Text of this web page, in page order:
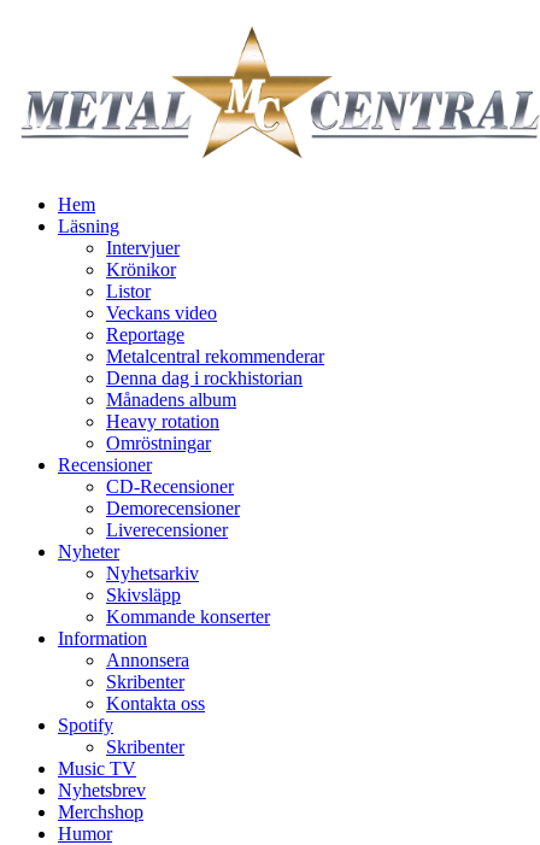
Hem
Läsning
Intervjuer
Krönikor
Listor
Veckans video
Reportage
Metalcentral rekommenderar
Denna dag i rockhistorian
Månadens album
Heavy rotation
Omröstningar
Recensioner
CD-Recensioner
Demorecensioner
Liverecensioner
Nyheter
Nyhetsarkiv
Skivsläpp
Kommande konserter
Information
Annonsera
Skribenter
Kontakta oss
Spotify
Skribenter
Music TV
Nyhetsbrev
Merchshop
Humor